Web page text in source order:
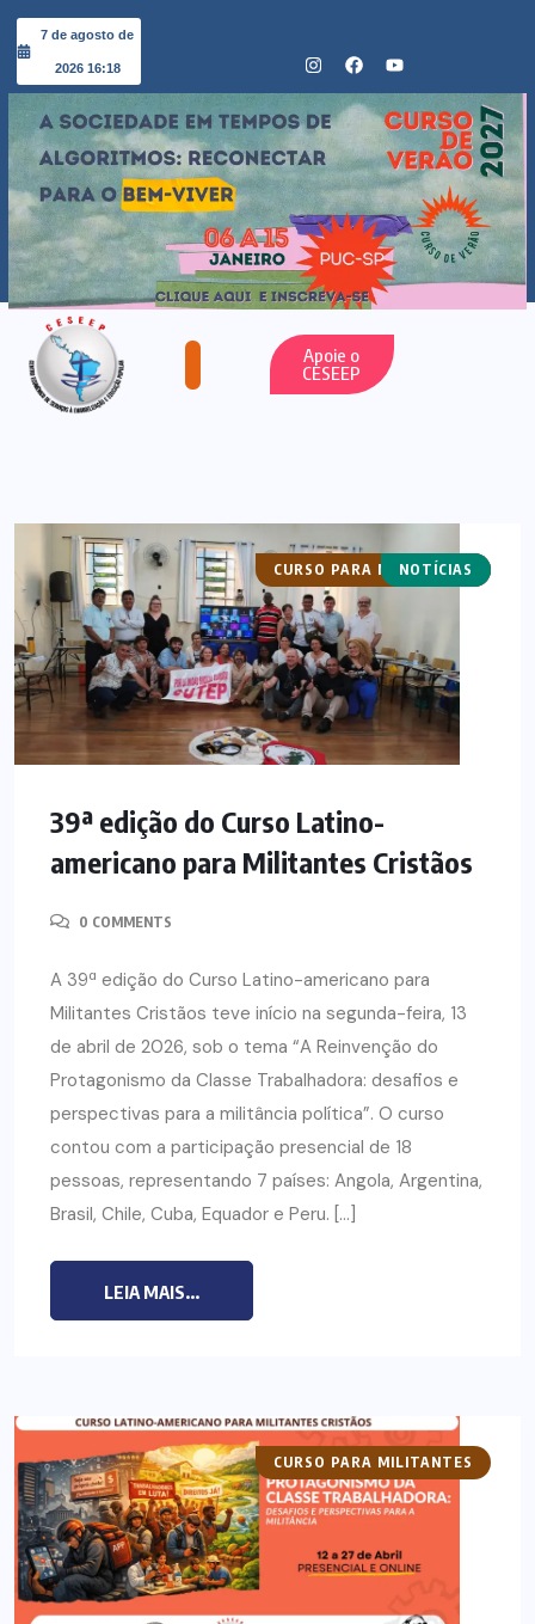
7 de agosto de
2026 16:18
Apoie o
CESEEP
CESEEP
CURSO PARA MILITANTES
NOTÍCIAS
39ª edição do Curso Latino-
americano para Militantes Cristãos
0 COMMENTS
A 39ª edição do Curso Latino-americano para
Militantes Cristãos teve início na segunda-feira, 13
de abril de 2026, sob o tema “A Reinvenção do
Protagonismo da Classe Trabalhadora: desafios e
perspectivas para a militância política”. O curso
contou com a participação presencial de 18
pessoas, representando 7 países: Angola, Argentina,
Brasil, Chile, Cuba, Equador e Peru. […]
LEIA MAIS...
CURSO PARA MILITANTES